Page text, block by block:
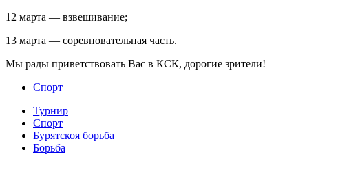
12 марта — взвешивание;
13 марта — соревновательная часть.
Мы рады приветствовать Вас в КСК, дорогие зрители!
Спорт
Турнир
Спорт
Бурятскоя борьба
Борьба